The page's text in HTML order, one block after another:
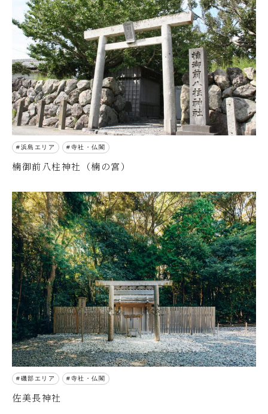
浜島エリア 寺社・仏閣
楠御前八柱神社（楠の宮）
磯部エリア 寺社・仏閣
佐美長神社